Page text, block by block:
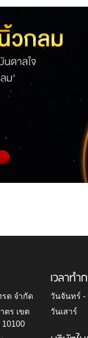
ด จำกัด
ตร เขต
เวลาทำ
วันจันทร์ -
วันเสาร์